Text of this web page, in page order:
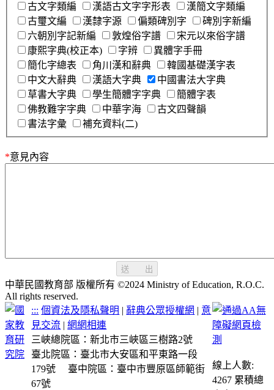
古文字類編
漢語古文字字形表
漢簡文字類編
古璽文編
漢隸字源 偏類碑別字
碑別字新編
六朝別字記新編
敦煌俗字譜
宋元以來俗字譜
康熙字典(校正本)
字辨
異體字手冊
簡化字總表
角川漢和辭典
韓國基礎漢字表
中文大辭典
漢語大字典
中國書法大字典
草書大字典
學生簡體字字典
簡體字表
佛教難字字典
中華字海
古文四聲韻
書法字彙
補充資料(二)
*意見內容
送 出
中華民國教育部 版權所有 ©2024 Ministry of Education, R.O.C.
All rights reserved.
::: 個資法及隱私聲明 | 辭典公眾授權網 | 意
見交流 |網網相連
三峽總院區：新北市三峽區三樹路2號
臺北院區：臺北市大安區和平東路一段
179號
臺中院區：臺中市豐原區師範街
67號
線上人數:
4267 累積總